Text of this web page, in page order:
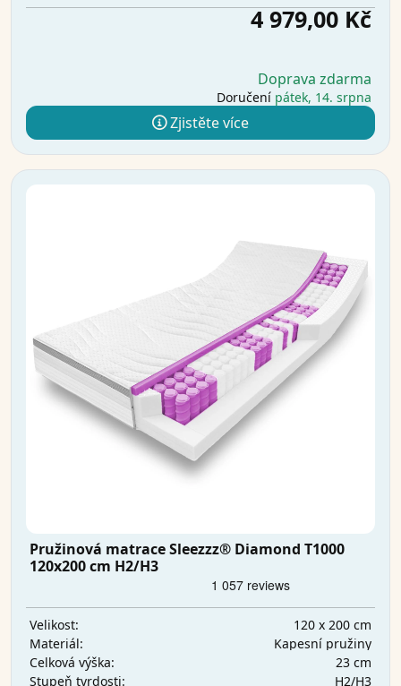
4 979,00 Kč
Doprava zdarma
Doručení pátek, 14. srpna
Zjistěte více
Pružinová matrace Sleezzz® Diamond T1000
120x200 cm H2/H3
Velikost:
120 x 200 cm
Materiál:
Kapesní pružiny
Celková výška:
23 cm
Stupeň tvrdosti:
H2/H3